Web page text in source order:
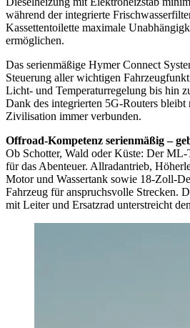
während der integrierte
Kassettentoilette maximale
ermöglichen.
Das serienmäßige Hymer Connect
Steuerung aller wichtigen
Licht- und Temperaturregelung bis hin
Dank des integrierten 5G-Routers bleibt
Zivilisation immer verbunden.
Offroad-Kompetenz serienmäßig –
Ob Schotter, Wald oder Küste: Der
für das Abenteuer. Allradantrieb,
Motor und Wassertank sowie 18-Zoll-
Fahrzeug für anspruchsvolle Strecken.
mit Leiter und Ersatzrad unterstreicht